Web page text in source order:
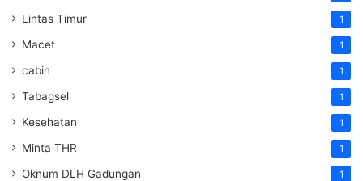
Lintas Timur 1
Macet 1
cabin 1
Tabagsel 1
Kesehatan 1
Minta THR 1
Oknum DLH Gadungan 1